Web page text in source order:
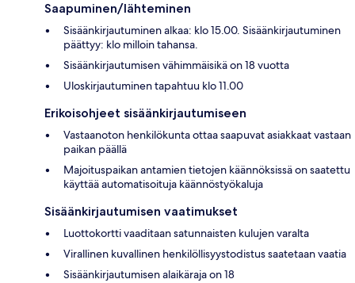
Saapuminen/lähteminen
Sisäänkirjautuminen alkaa: klo 15.00. Sisäänkirjautuminen
päättyy: klo milloin tahansa.
Sisäänkirjautumisen vähimmäisikä on 18 vuotta
Uloskirjautuminen tapahtuu klo 11.00
Erikoisohjeet sisäänkirjautumiseen
Vastaanoton henkilökunta ottaa saapuvat asiakkaat vastaan
paikan päällä
Majoituspaikan antamien tietojen käännöksissä on saatettu
käyttää automatisoituja käännöstyökaluja
Sisäänkirjautumisen vaatimukset
Luottokortti vaaditaan satunnaisten kulujen varalta
Virallinen kuvallinen henkilöllisyystodistus saatetaan vaatia
Sisäänkirjautumisen alaikäraja on 18